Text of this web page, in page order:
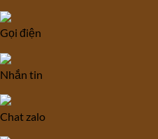
Gọi điện
Nhắn tin
Chat zalo